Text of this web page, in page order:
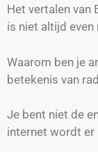
Het vertalen van
is niet altijd even
Waarom ben je
betekenis van
Je bent niet de
internet wordt er